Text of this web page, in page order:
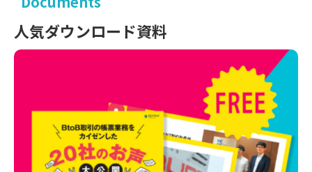
人気ダウンロード資料